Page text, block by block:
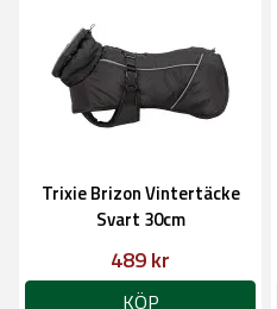
Trixie Brizon Vintertäcke
Svart 30cm
489 kr
KÖP